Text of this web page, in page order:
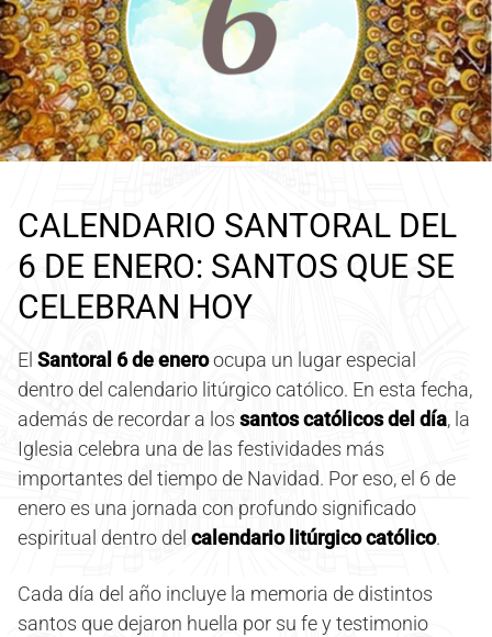
CALENDARIO SANTORAL DEL
6 DE ENERO: SANTOS QUE SE
CELEBRAN HOY
El Santoral 6 de eneroocupa un lugar especial
dentro del calendario litúrgico católico. En esta fecha,
además de recordar a los santos católicos del día, la
Iglesia celebra una de las festividades más
importantes del tiempo de Navidad. Por eso, el 6 de
enero es una jornada con profundo significado
espiritual dentro del calendario litúrgico católico.
Cada día del año incluye la memoria de distintos
santos que dejaron huella por su fe y testimonio